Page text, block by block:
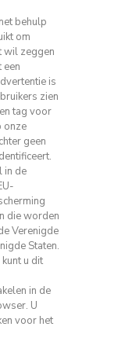
behulp
om
wil zeggen
een
is
zien
tag voor
onze
geen
in de
die worden
Verenigde
Staten.
u dit
in de
U
voor het